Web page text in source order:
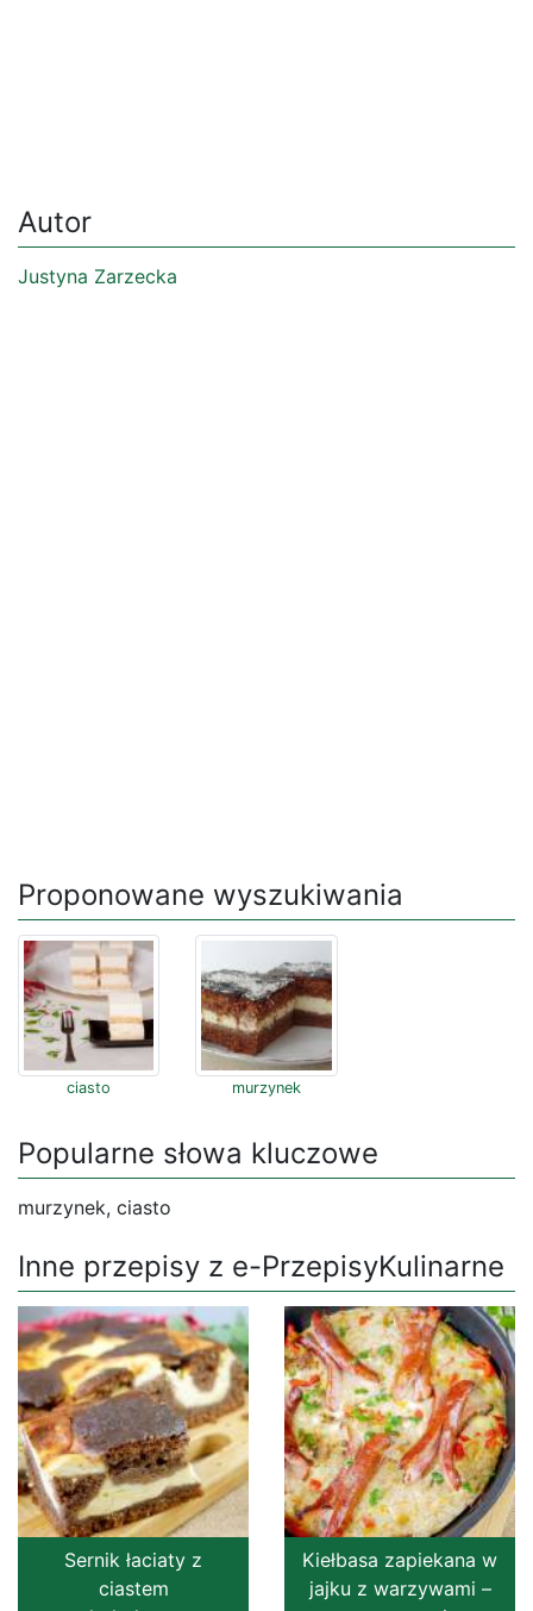
Autor
Justyna Zarzecka
Proponowane wyszukiwania
ciasto murzynek
Popularne słowa kluczowe
murzynek, ciasto
Inne przepisy z e-PrzepisyKulinarne
Sernik łaciaty z
ciastem
Kiełbasa zapiekana w
jajku z warzywami –